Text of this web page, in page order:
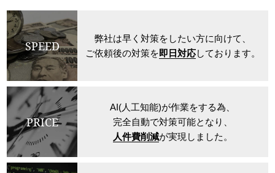
SPEED
弊社は早く対策をしたい方に向けて、
ご依頼後の対策を即日対応しております。
PRICE
AI(人工知能)が作業をする為、
完全自動で対策可能となり、
人件費削減が実現しました。